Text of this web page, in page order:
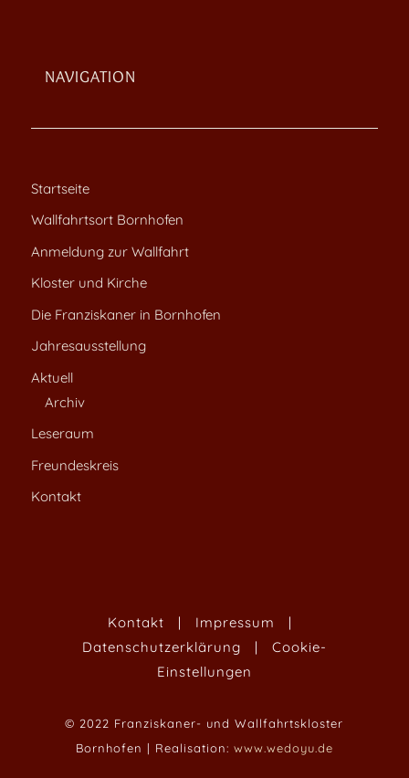
NAVIGATION
Startseite
Wallfahrtsort Bornhofen
Anmeldung zur Wallfahrt
Kloster und Kirche
Die Franziskaner in Bornhofen
Jahresausstellung
Aktuell
Archiv
Leseraum
Freundeskreis
Kontakt
Kontakt | Impressum
|
Datenschutzerklärung | Cookie-
Einstellungen
© 2022 Franziskaner- und Wallfahrtskloster
Bornhofen | Realisation: www.wedoyu.de